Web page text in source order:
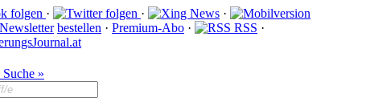
· ·
·
Newsletter bestellen · Premium-Abo · RSS ·
»